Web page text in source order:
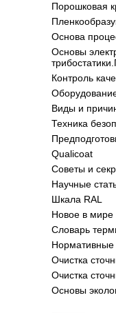
Порошковая
Основа
Основы
Контроль
Виды и
Техника
Qualicoat
Советы и
Научные
Шкала RAL
Новое в мире
Словарь
Нормативные
Очистка
Очистка
Основы